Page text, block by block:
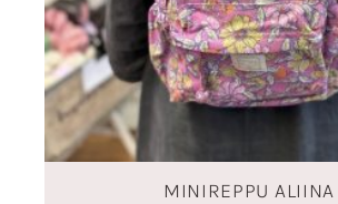
MINIREPPU ALIINA